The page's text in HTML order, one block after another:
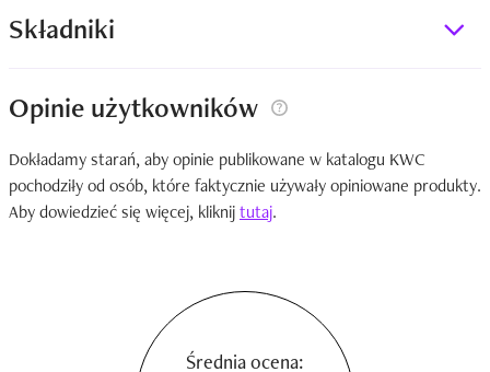
Składniki
Opinie użytkowników
Dokładamy starań, aby opinie publikowane w katalogu KWC
pochodziły od osób, które faktycznie używały opiniowane produkty.
Aby dowiedzieć się więcej, kliknijtutaj.
Średnia ocena: